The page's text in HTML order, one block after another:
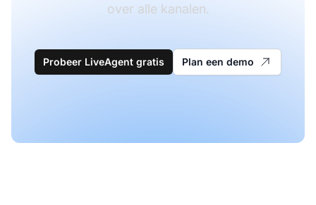
over alle kanalen.
Probeer LiveAgent gratis Plan een demo